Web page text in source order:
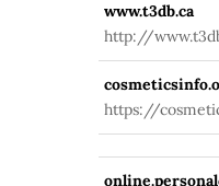
www.t3db.ca
http://
https://